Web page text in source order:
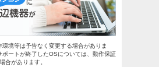
境等は予告なく変更する場合がありま
ートが終了したOSについては、動作保証
合があります。